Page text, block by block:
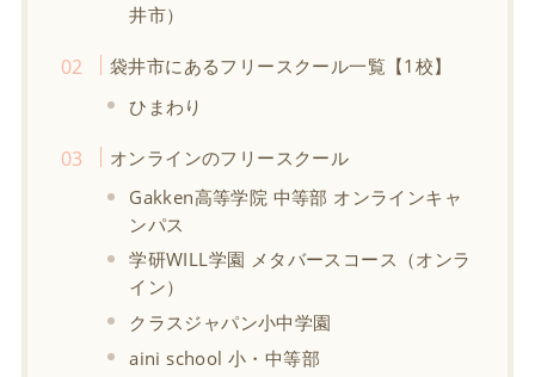
井市）
袋井市にあるフリースクール一覧【1校】
ひまわり
オンラインのフリースクール
Gakken高等学院 中等部 オンラインキャ
ンパス
学研WILL学園 メタバースコース（オンラ
イン）
クラスジャパン小中学園
aini school 小・中等部